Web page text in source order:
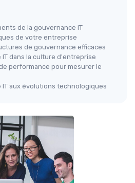
de la gouvernance IT
de votre entreprise
de gouvernance efficaces
dans la culture d'entreprise
performance pour mesurer le
aux évolutions technologiques